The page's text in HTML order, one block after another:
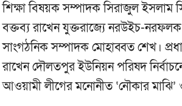
শিক্ষা বিষয়ক সম্পাদক সিরাজুল ইসলাম
বক্তব্য রাখেন যুক্তরাজ্যে নরউইচ-
সাংগঠনিক সম্পাদক মোহাব্বত শেখ।
রাখেন দৌলতপুর ইউনিয়ন পরিষদ
আওয়ামী লীগের মনোনীত ‘নৌকার মাঝি’